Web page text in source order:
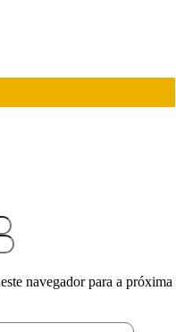
navegador para a próxima